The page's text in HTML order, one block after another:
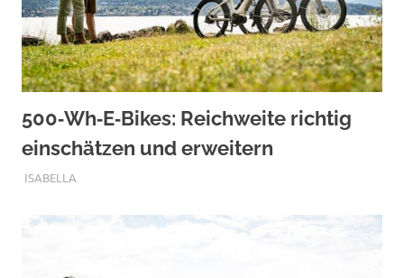
500‑Wh‑E‑Bikes: Reichweite richtig
einschätzen und erweitern
SEPTEMBER 12, 2025
ISABELLA